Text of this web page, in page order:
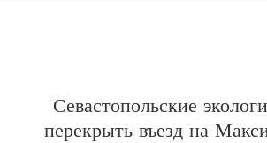
Севастопольские
перекрыть въезд на